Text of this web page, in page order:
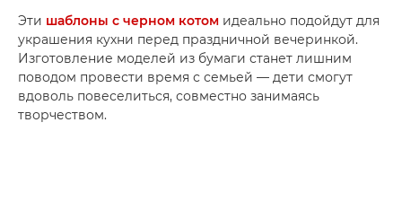
Эти шаблоны с черном котом идеально подойдут для
украшения кухни перед праздничной вечеринкой.
Изготовление моделей из бумаги станет лишним
поводом провести время с семьей — дети смогут
вдоволь повеселиться, совместно занимаясь
творчеством.